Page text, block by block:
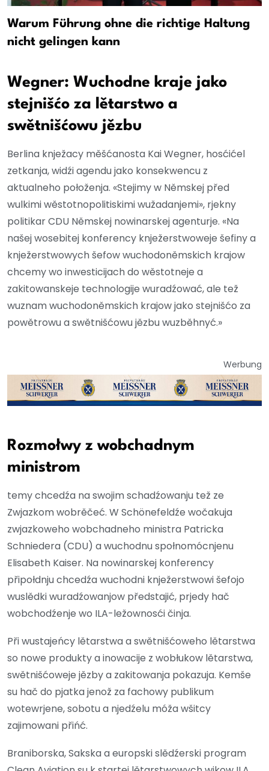
Warum Führung ohne die richtige Haltung
nicht gelingen kann
Wegner: Wuchodne kraje jako
stejnišćo za lětarstwo a
swětnišćowu jězbu
Berlina knježacy měšćanosta Kai Wegner, hosćićel
zetkanja, widźi agendu jako konsekwencu z
aktualneho połoženja. «Stejimy w Němskej před
wulkimi wěstotnopolitiskimi wužadanjemi», rjekny
politikar CDU Němskej nowinarskej agenturje. «Na
našej wosebitej konferency knježerstwoweje šefiny a
knježerstwowych šefow wuchodoněmskich krajow
chcemy wo inwesticijach do wěstotneje a
zakitowanskeje technologije wuradźować, ale tež
wuznam wuchodoněmskich krajow jako stejnišćo za
powětrowu a swětnišćowu jězbu wuzběhnyć.»
Werbung
Rozmołwy z wobchadnym
ministrom
temy chcedźa na swojim schadźowanju tež ze
Zwjazkom wobrěčeć. W Schönefeldźe wočakuja
zwjazkoweho wobchadneho ministra Patricka
Schniedera (CDU) a wuchodnu społnomócnjenu
Elisabeth Kaiser. Na nowinarskej konferency
připołdnju chcedźa wuchodni knježerstwowi šefojo
wuslědki wuradźowanjow předstajić, prjedy hač
wobchodźenje wo ILA-ležownosći činja.
Při wustajeńcy lětarstwa a swětnišćoweho lětarstwa
so nowe produkty a inowacije z wobłukow lětarstwa,
swětnišćoweje jězby a zakitowanja pokazuja. Kemše
su hač do pjatka jenož za fachowy publikum
wotewrjene, sobotu a njedźelu móža wšitcy
zajimowani přińć.
Braniborska, Sakska a europski slědźerski program